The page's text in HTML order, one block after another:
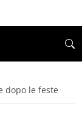
dopo le feste